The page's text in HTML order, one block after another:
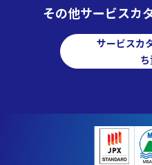
その他サービスカ
サービスカ